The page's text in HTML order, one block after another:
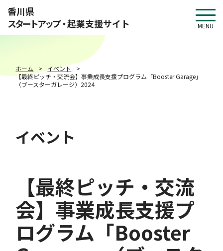
香川県
スタートアップ・起業支援サイト MENU
ホーム
イベント
【最終ピッチ・交流会】事業成長支援プログラム「Booster Garage」
（ブースターガレージ）2024
イベント
【最終ピッチ・交流
会】事業成長支援プ
ログラム「Booster